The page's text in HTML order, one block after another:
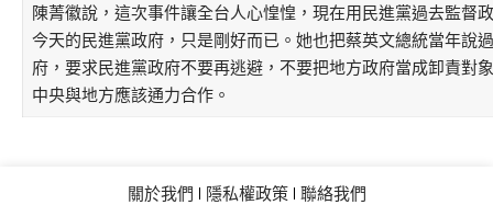
陳菁徽說，這次事件讓全台人心惶惶，現在用民進黨過去監督
今天的民進黨政府，只是剛好而已。她也把蔡英文總統當年說
府，要求民進黨政府不要再逃避，不要把地方政府當成卸責對
中央與地方應該通力合作。
關於我們 隱私權政策 聯絡我們